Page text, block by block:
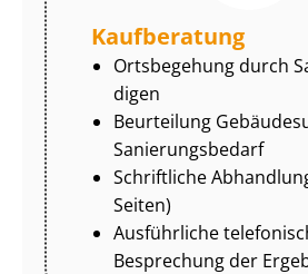
Kaufberatung
Ortsbegehung durch
di­gen
Beurteilung
Sa­nie­rungs­be­darf
Schriftliche
Seiten)
Ausführliche
Besprechung der